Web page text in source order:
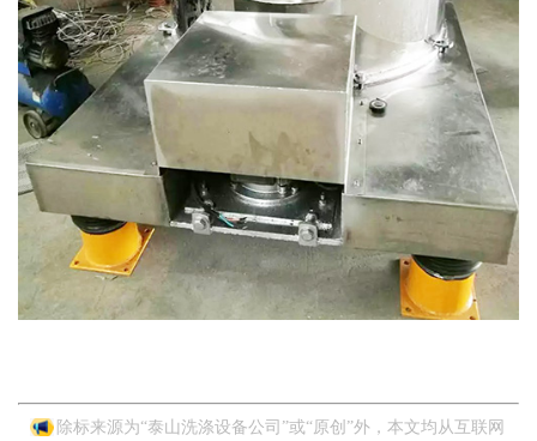
除标来源为“泰山洗涤设备公司 ”或“原创”外，本文均从互联网